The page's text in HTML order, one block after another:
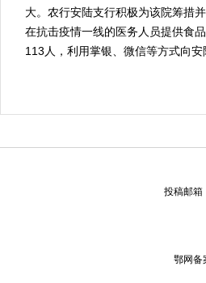
大。农行安陆支行积极为该院筹措
在抗击疫情一线的医务人员提供食
113人，利用掌银、微信等方式向
投稿邮箱
鄂网备